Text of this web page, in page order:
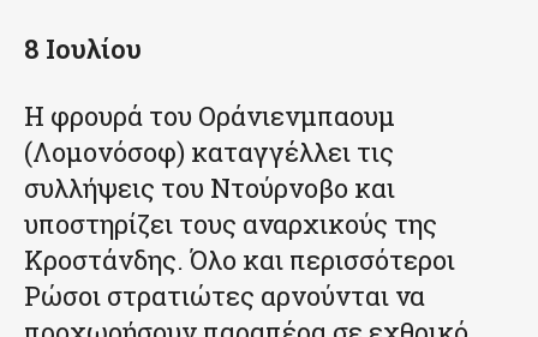
8 Ιουλίου
Η φρουρά του Οράνιενμπαουμ
(Λομονόσοφ) καταγγέλλει τις
συλλήψεις του Ντούρνοβο και
υποστηρίζει τους αναρχικούς της
Κροστάνδης. Όλο και περισσότεροι
Ρώσοι στρατιώτες αρνούνται να